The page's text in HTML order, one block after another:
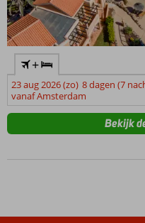
+
23 aug 2026 (zo) 8 dagen (7
vanaf Amsterdam
Bekijk